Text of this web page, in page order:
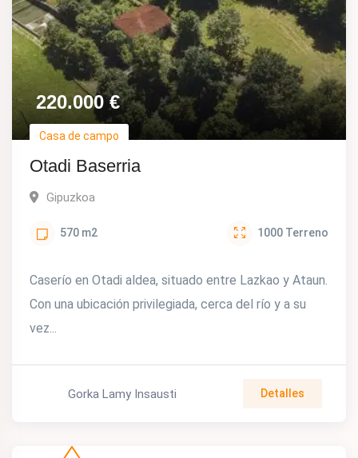
220.000€
Casa de campo
Otadi Baserria
Gipuzkoa
570 m2 1000 Terreno
Caserío en Otadi aldea, situado entre Lazkao y Ataun.
Con una ubicación privilegiada, cerca del río y a su
vez...
Gorka Lamy Insausti Detalles